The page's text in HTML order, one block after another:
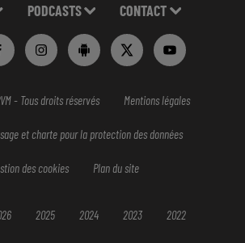
PODCASTS CONTACT
- Tous droits réservés Mentions légales
et charte pour la protection des données
des cookies Plan du site
2025 2024 2023 2022